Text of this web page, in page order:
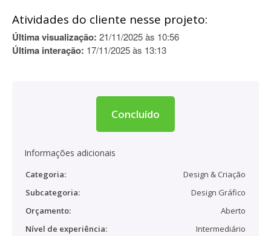
Atividades do cliente nesse projeto:
Última visualização: 21/11/2025 às 10:56
Última interação: 17/11/2025 às 13:13
Concluído
Informações adicionais
Categoria:
Design & Criação
Subcategoria:
Design Gráfico
Orçamento:
Aberto
Nível de experiência:
Intermediário